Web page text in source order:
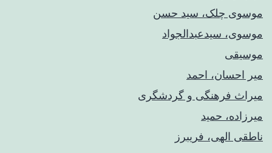
موسوی چلک، سید حسن
موسوی، سیدعبدالجواد
موسیقی
میر احسان، احمد
میراث فرهنگی و گردشگری
میرزاده، حمید
ناطقی الهی، فریبرز